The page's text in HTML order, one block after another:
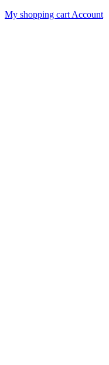
My shopping cart Account